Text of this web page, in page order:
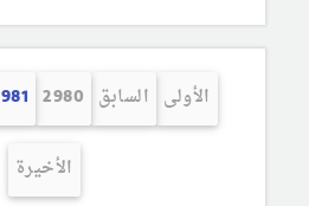
الأولى السابق 2980
الأخيرة